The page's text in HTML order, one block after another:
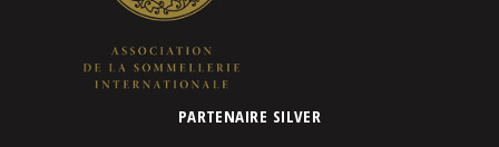
PARTENAIRE SILVER